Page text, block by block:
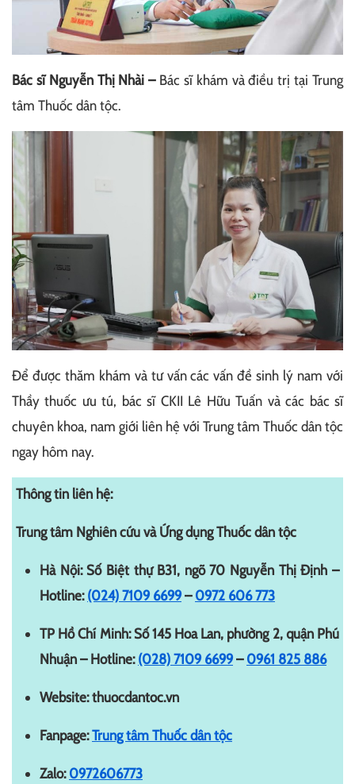
Bác sĩ Nguyễn Thị Nhài – Bác sĩ khám và điều trị tại Trung
tâm Thuốc dân tộc.
Để được thăm khám và tư vấn các vấn đề sinh lý nam với
Thầy thuốc ưu tú, bác sĩ CKII Lê Hữu Tuấn và các bác sĩ
chuyên khoa, nam giới liên hệ với Trung tâm Thuốc dân tộc
ngay hôm nay.
Thông tin liên hệ:
Trung tâm Nghiên cứu và Ứng dụng Thuốc dân tộc
Hà Nội: Số Biệt thự B31, ngõ 70 Nguyễn Thị Định –
Hotline:(024) 7109 6699–0972 606 773
TP Hồ Chí Minh: Số 145 Hoa Lan, phường 2, quận Phú
Nhuận – Hotline:(028) 7109 6699–0961 825 886
Website: thuocdantoc.vn
Fanpage:Trung tâm Thuốc dân tộc
Zalo:0972606773